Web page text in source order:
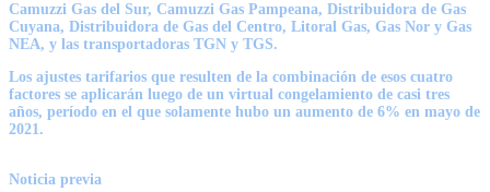
Camuzzi Gas del Sur, Camuzzi Gas Pampeana, Distribuidora de Gas
Cuyana, Distribuidora de Gas del Centro, Litoral Gas, Gas Nor y Gas
NEA, y las transportadoras TGN y TGS.
Los ajustes tarifarios que resulten de la combinación de esos cuatro
factores se aplicarán luego de un virtual congelamiento de casi tres
años, período en el que solamente hubo un aumento de 6% en mayo de
2021.
Noticia previa